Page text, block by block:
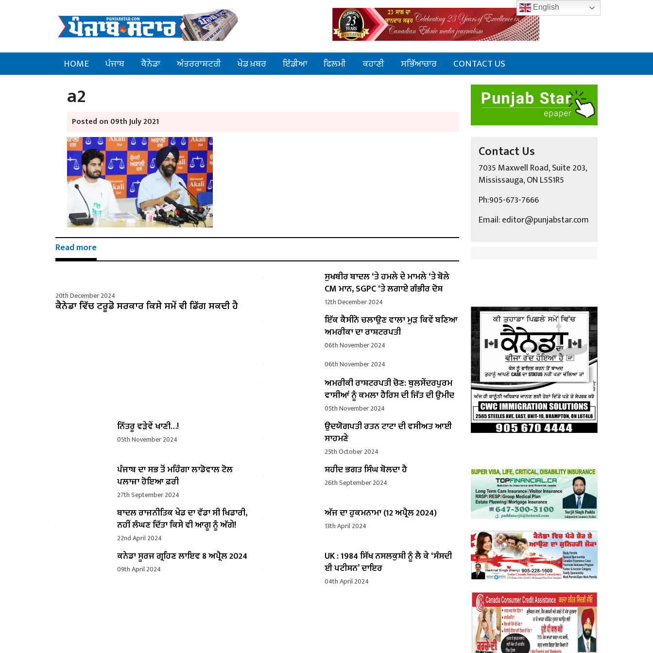
HOME ਪੰਜਾਬ ਕੈਨੇਡਾ ਅੰਤਰਰਾਸ਼ਟਰੀ ਖੇਡ ਖ਼ਬਰ ਇੰਡੀਆ ਫਿਲਮੀ ਕਹਾਣੀ ਸਭਿੱਆਚਾਰ CONTACT US
a2
Posted on 09th July 2021
Read more
20th December 2024
ਕੈਨੇਡਾ ਵਿੱਚ ਟਰੂਡੋ ਸਰਕਾਰ ਕਿਸੇ ਸਮੇਂ ਵੀ ਡਿੱਗ ਸਕਦੀ ਹੈ
ਸੁਖਬੀਰ ਬਾਦਲ ‘ਤੇ ਹਮਲੇ ਦੇ ਮਾਮਲੇ ‘ਤੇ ਬੋਲੇ ​​
CM ਮਾਨ, SGPC ‘ਤੇ ਲਗਾਏ ਗੰਭੀਰ ਦੋਸ਼
12th December 2024
ਇੱਕ ਕੈਸੀਨੋ ਚਲਾਉਣ ਵਾਲਾ ਮੁੜ ਕਿਵੇਂ ਬਣਿਆ
ਅਮਰੀਕਾ ਦਾ ਰਾਸ਼ਟਰਪਤੀ
06th November 2024
06th November 2024
ਅਮਰੀਕੀ ਰਾਸ਼ਟਰਪਤੀ ਚੋਣ: ਥੁਲਸੇਂਦਰਪੁਰਮ
ਵਾਸੀਆਂ ਨੂੰ ਕਮਲਾ ਹੈਰਿਸ ਦੀ ਜਿੱਤ ਦੀ ਉਮੀਦ
05th November 2024
ਨਿੱਤਰੂ ਵੜੇਵੇਂ ਖਾਣੀ…!
05th November 2024
ਉਦਯੋਗਪਤੀ ਰਤਨ ਟਾਟਾ ਦੀ ਵਸੀਅਤ ਆਈ
ਸਾਹਮਣੇ
25th October 2024
ਪੰਜਾਬ ਦਾ ਸਭ ਤੋਂ ਮਹਿੰਗਾ ਲਾਡੋਵਾਲ ਟੋਲ
ਪਲਾਜ਼ਾ ਹੋਇਆ ਫ਼ਰੀ
27th September 2024
ਸ਼ਹੀਦ ਭਗਤ ਸਿੰਘ ਬੋਲਦਾ ਹੈ
26th September 2024
ਬਾਦਲ ਰਾਜਨੀਤਿਕ ਖੇਡ ਦਾ ਵੱਡਾ ਸੀ ਖਿਡਾਰੀ,
ਨਹੀਂ ਲੰਘਣ ਦਿੱਤਾ ਕਿਸੇ ਵੀ ਆਗੂ ਨੂੰ ਅੱਗੇ!
22nd April 2024
ਅੱਜ ਦਾ ਹੁਕਮਨਾਮਾ (12 ਅਪ੍ਰੈਲ 2024)
13th April 2024
ਕਨੇਡਾ ਸੂਰਜ ਗ੍ਰਹਿਣ ਲਾਇਵ 8 ਅਪ੍ਰੈਲ 2024
09th April 2024
UK : 1984 ਸਿੱਖ ਨਸਲਕੁਸ਼ੀ ਨੂੰ ਲੈ ਕੇ ‘ਸੰਸਦੀ
ਈ ਪਟੀਸ਼ਨ’ ਦਾਇਰ
04th April 2024
Contact Us
7035 Maxwell Road, Suite 203,
Mississauga, ON L5S1R5
Ph:905-673-7666
Email: editor@punjabstar.com
English